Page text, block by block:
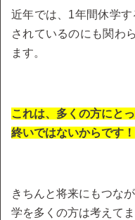
近年では、1年間休学
されているのにも関わ
ます。
これは、多くの方にと
終いではないからです！
きちんと将来にもつな
学を多くの方は考えて